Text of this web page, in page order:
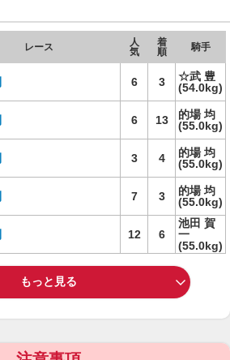
レース
人
気
着
順
騎手
6 3
☆武 豊
(54.0kg)
6 13
的場 均
(55.0kg)
3 4
的場 均
(55.0kg)
7 3
的場 均
(55.0kg)
12 6
池田 賀
一
(55.0kg)
もっと見る